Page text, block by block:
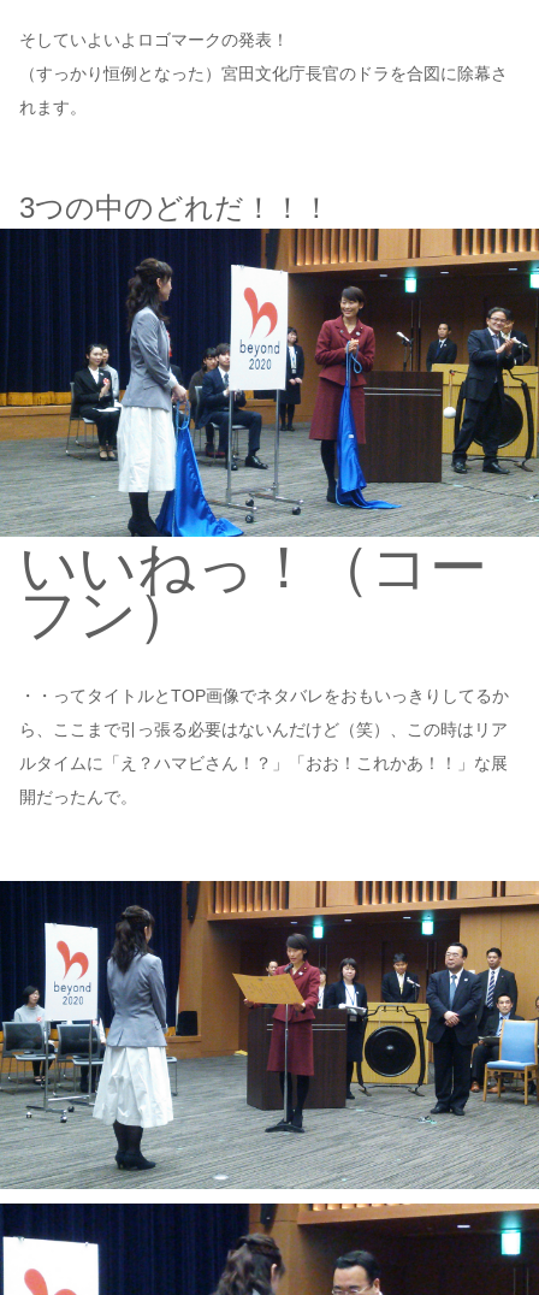
そしていよいよロゴマークの発表！
（すっかり恒例となった）宮田文化庁長官のドラを合図に除幕さ
れます。
3つの中のどれだ！！！
いいねっ！（コー
フン）
・・ってタイトルとTOP画像でネタバレをおもいっきりしてるか
ら、ここまで引っ張る必要はないんだけど（笑）、この時はリア
ルタイムに「え？ハマビさん！？」「おお！これかあ！！」な展
開だったんで。